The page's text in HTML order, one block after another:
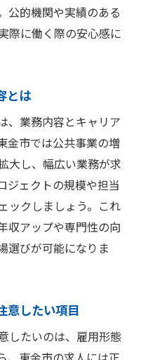
公的機関や実績のある
際に働く際の安心感に
とは
、業務内容とキャリア
金市では公共事業の増
大し、幅広い業務が求
ジェクトの規模や担当
ックしましょう。これ
収アップや専門性の向
選びが可能になりま
意したい項目
したいのは、雇用形態